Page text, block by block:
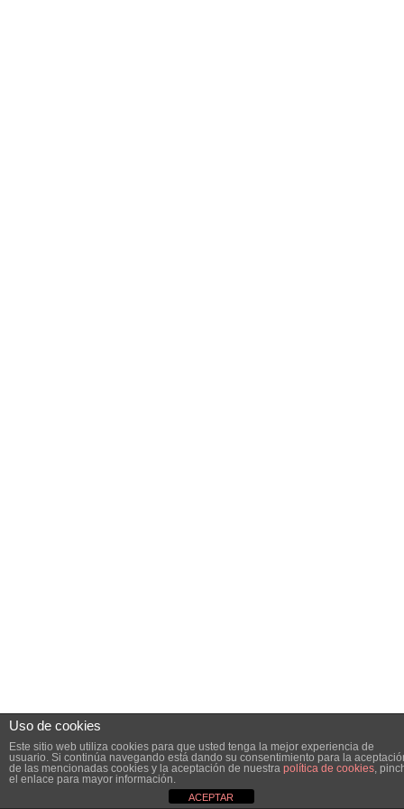
Uso de cookies
Este sitio web utiliza cookies para que usted tenga la mejor experiencia de
usuario. Si continúa navegando está dando su consentimiento para la
de las mencionadas cookies y la aceptación de nuestra política de cookies,
el enlace para mayor información.
ACEPTAR